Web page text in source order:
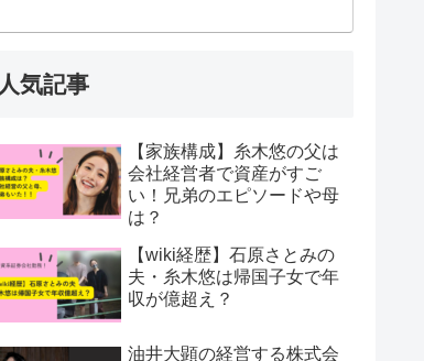
人気記事
【家族構成】糸木悠の父は
会社経営者で資産がすご
い！兄弟のエピソードや母
は？
【wiki経歴】石原さとみの
夫・糸木悠は帰国子女で年
収が億超え？
油井大顕の経営する株式会